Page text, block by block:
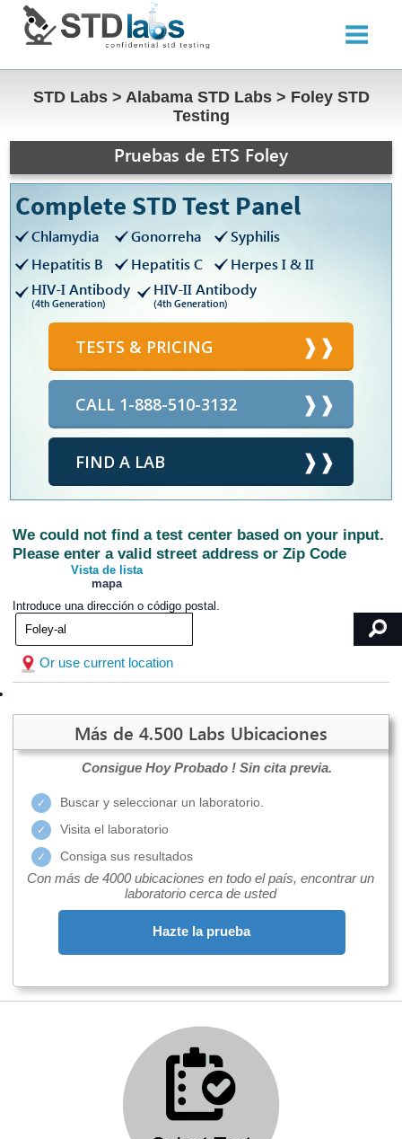
STD Labs > Alabama STD Labs > Foley STD
Testing
Pruebas de ETS Foley
Complete STD Test Panel
Chlamydia Gonorreha
Syphilis
Hepatitis B
Hepatitis C
Herpes I & II
HIV-I Antibody
(4th Generation)
HIV-II Antibody
(4th Generation)
TESTS & PRICING
CALL 1-888-510-3132
FIND A LAB
We could not find a test center based on your input.
Please enter a valid street address or Zip Code
Vista de lista
mapa
Introduce una dirección o código postal.
Or use current location
Más de 4.500 Labs Ubicaciones
Consigue Hoy Probado ! Sin cita previa.
Buscar y seleccionar un laboratorio.
Visita el laboratorio
Consiga sus resultados
Con más de 4000 ubicaciones en todo el país, encontrar un
laboratorio cerca de usted
Hazte la prueba